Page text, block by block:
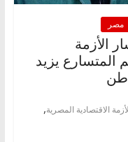
مصر
مسار الأزمة
المتسارع يزيد
الاقتصادية المصرية,